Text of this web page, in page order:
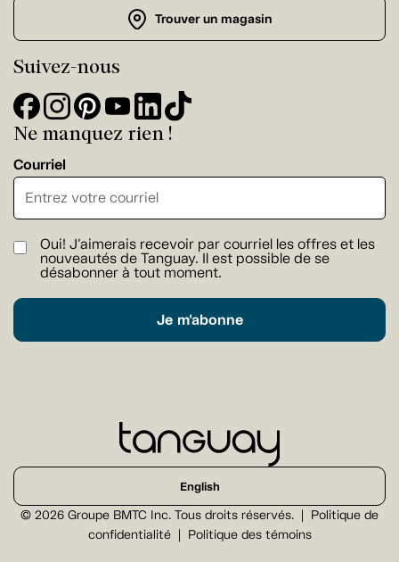
Trouver un magasin
Suivez-nous
Ne manquez rien !
Courriel
Oui! J'aimerais recevoir par courriel les offres et les
nouveautés de Tanguay. Il est possible de se
désabonner à tout moment.
Je m'abonne
© 2026 Groupe BMTC Inc. Tous droits réservés.
Politique de
confidentialité
Politique des témoins
English